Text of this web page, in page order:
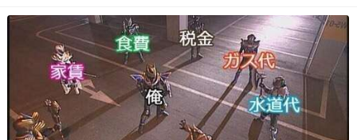
てるから欅坂自体微妙な感じ
+97 -4
11. 匿名 2015/12/30(水) 10:35:23